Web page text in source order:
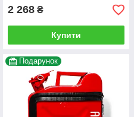
2 268 ₴
Купити
Подарунок